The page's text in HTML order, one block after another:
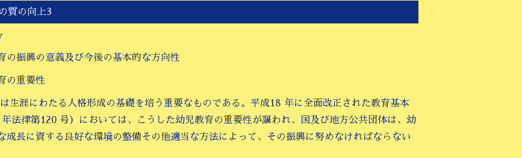
質の向上3
の振興の意義及び今後の基本的な方向性
の重要性
生涯にわたる人格形成の基礎を培う重要なものである。平成18 年に全面改正された教育基本
法律第120 号）においては、こうした幼児教育の重要性が謳われ、国及び地方公共団体は、幼
成長に資する良好な環境の整備その他適当な方法によって、その振興に努めなければならない